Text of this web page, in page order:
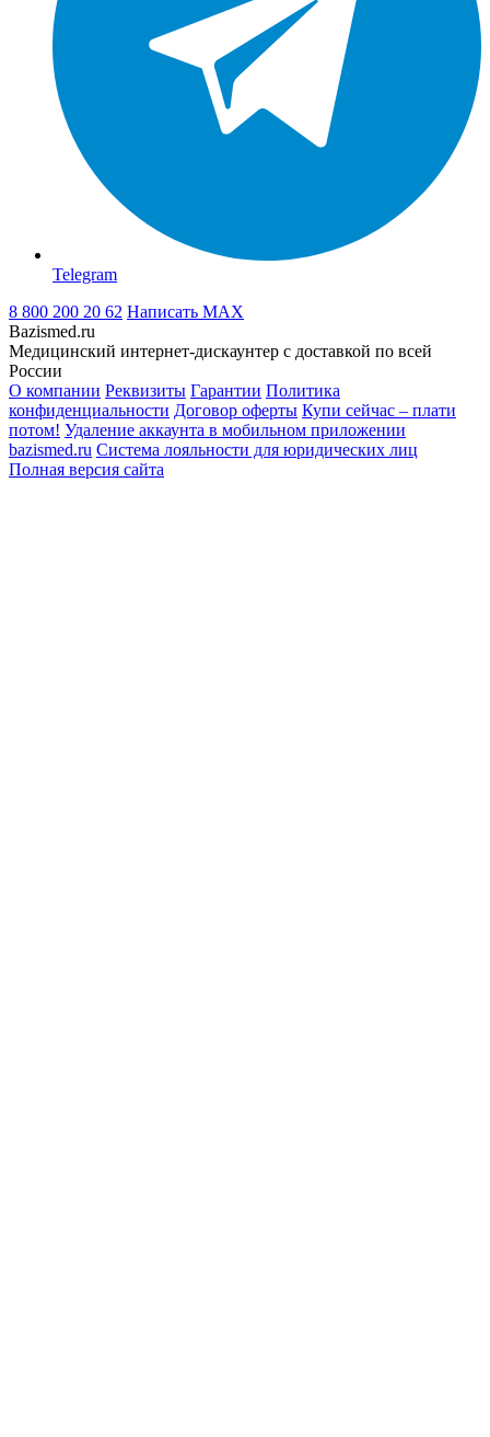
Telegram
8 800 200 20 62 Написать MAX
Bazismed.ru
Медицинский интернет-дискаунтер с доставкой по всей
России
О компании Реквизиты Гарантии Политика
конфиденциальности Договор оферты Купи сейчас – плати
потом! Удаление аккаунта в мобильном приложении
bazismed.ru Система лояльности для юридических лиц
Полная версия сайта